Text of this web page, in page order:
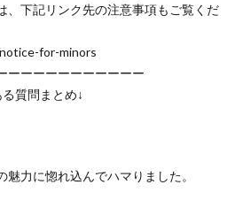
下記リンク先の注意事項もご覧くだ
for-minors
ーーーーーーーーーーー
質問まとめ↓
力に惚れ込んでハマりました。